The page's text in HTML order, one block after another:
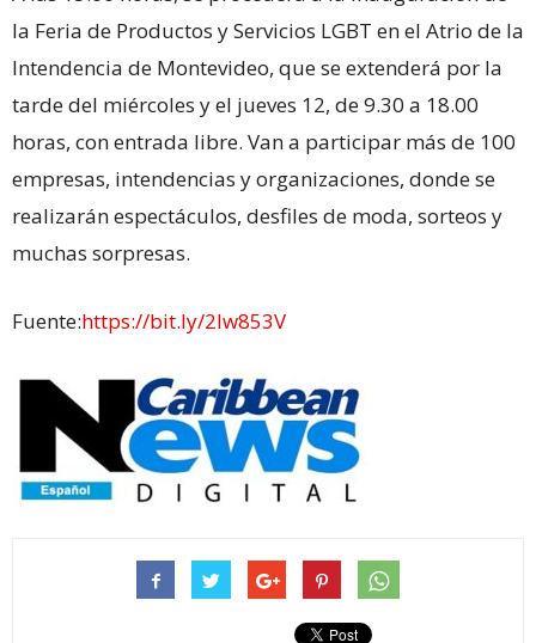
la Feria de Productos y Servicios LGBT en el Atrio de la
Intendencia de Montevideo, que se extenderá por la
tarde del miércoles y el jueves 12, de 9.30 a 18.00
horas, con entrada libre. Van a participar más de 100
empresas, intendencias y organizaciones, donde se
realizarán espectáculos, desfiles de moda, sorteos y
muchas sorpresas.
Fuente:https://bit.ly/2lw853V